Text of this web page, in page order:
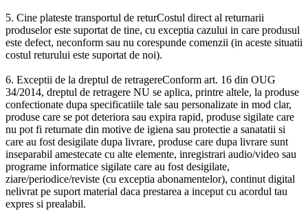
5. Cine plateste transportul de returCostul direct al returnarii
produselor este suportat de tine, cu exceptia cazului in care produsul
este defect, neconform sau nu corespunde comenzii (in aceste situatii
costul returului este suportat de noi).
6. Exceptii de la dreptul de retragereConform art. 16 din OUG
34/2014, dreptul de retragere NU se aplica, printre altele, la produse
confectionate dupa specificatiile tale sau personalizate in mod clar,
produse care se pot deteriora sau expira rapid, produse sigilate care
nu pot fi returnate din motive de igiena sau protectie a sanatatii si
care au fost desigilate dupa livrare, produse care dupa livrare sunt
inseparabil amestecate cu alte elemente, inregistrari audio/video sau
programe informatice sigilate care au fost desigilate,
ziare/periodice/reviste (cu exceptia abonamentelor), continut digital
nelivrat pe suport material daca prestarea a inceput cu acordul tau
expres si prealabil.